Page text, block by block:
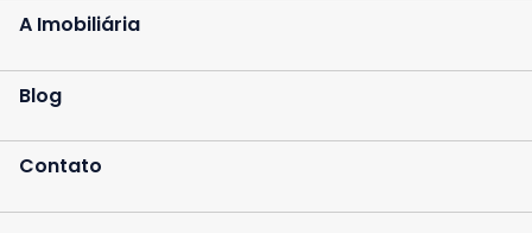
A Imobiliária
Blog
Contato